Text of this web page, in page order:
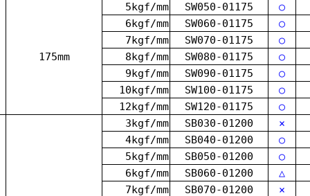
175mm
5kgf/mm SW050-01175
○
6kgf/mm
SW060-01175
○
7kgf/mm
SW070-01175
○
8kgf/mm
SW080-01175
○
9kgf/mm
SW090-01175
○
10kgf/mm
SW100-01175
○
12kgf/mm
SW120-01175 ○
3kgf/mm SB030-01200 ×
4kgf/mm
SB040-01200
○
5kgf/mm
SB050-01200
○
6kgf/mm
SB060-01200
△
7kgf/mm
SB070-01200 ×